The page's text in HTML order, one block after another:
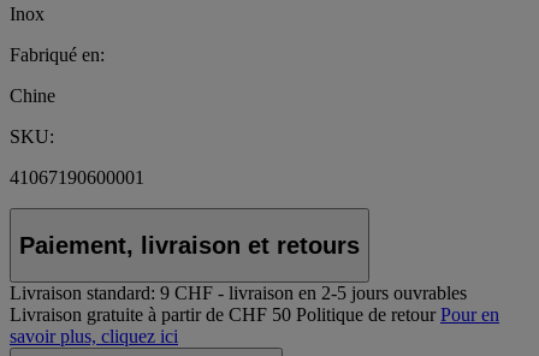
Inox
Fabriqué en:
Chine
SKU:
41067190600001
Paiement, livraison et retours
Livraison standard: 9 CHF - livraison en 2-5 jours ouvrables
Livraison gratuite à partir de CHF 50 Politique de retour Pour en
savoir plus, cliquez ici